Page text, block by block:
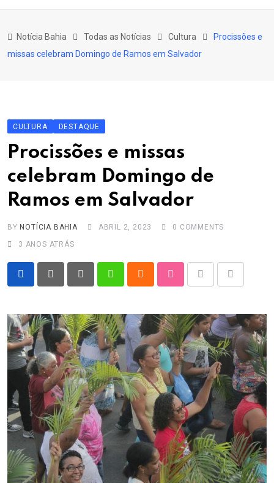
Educação
Esporte
Outros Assuntos
Notícia Bahia Todas as Notícias Cultura
Procissões e
missas celebram Domingo de Ramos em Salvador
CULTURA DESTAQUE
Procissões e missas
celebram Domingo de
Ramos em Salvador
BY NOTÍCIA BAHIA ABRIL 2, 2023 0 COMMENTS
3 ANOS ATRÁS
PinterestWhatsappCloud StumbleUpon
Print
Share
Email